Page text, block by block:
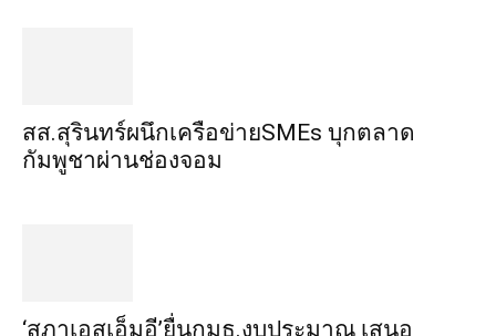
สส.สุรินทร์ผนึกเครือข่ายSMEs บุกตลาด
กัมพูชาผ่านช่องจอม
‘สภาเอสเอ็มอี’ยื่นกมธ.งบประมาณ เสนอ